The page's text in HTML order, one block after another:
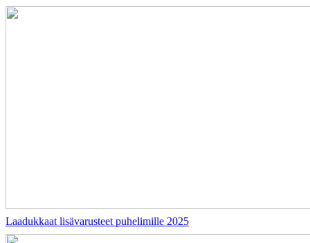
Laadukkaat lisävarusteet puhelimille 2025